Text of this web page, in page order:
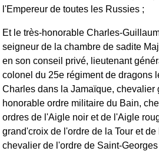
l'Empereur de toutes les Russies ;
Et le très-honorable Charles-
seigneur de la chambre de sadite
en son conseil privé, lieutenant
colonel du 25e régiment de dragons
Charles dans la Jamaïque, chevalier
honorable ordre militaire du Bain,
ordres de l'Aigle noir et de l'Aigle
grand'croix de l'ordre de la Tour et
chevalier de l'ordre de Saint-